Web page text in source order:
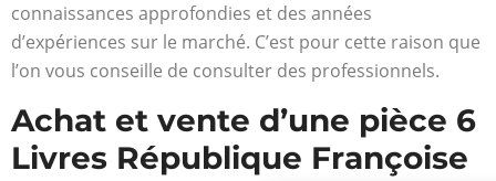
connaissances approfondies et des années
d’expériences sur le marché. C’est pour cette raison que
l’on vous conseille de consulter des professionnels.
Achat et vente d’une pièce 6
Livres République Françoise